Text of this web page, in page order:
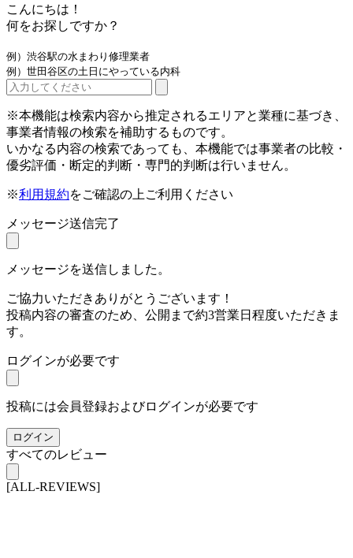
こんにちは！
何をお探しですか？
例）渋谷駅の水まわり修理業者
例）世田谷区の土日にやっている内科
※本機能は検索内容から推定されるエリアと業種に基づき、
事業者情報の検索を補助するものです。
いかなる内容の検索であっても、本機能では事業者の比較・
優劣評価・断定的判断・専門的判断は行いません。
※利用規約をご確認の上ご利用ください
メッセージ送信完了
メッセージを送信しました。
ご協力いただきありがとうございます！
投稿内容の審査のため、公開まで約3営業日程度いただきま
す。
ログインが必要です
投稿には会員登録およびログインが必要です
ログイン
すべてのレビュー
[ALL-REVIEWS]